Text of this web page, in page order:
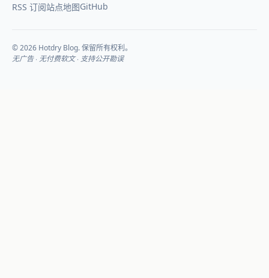
RSS 订阅站点地图GitHub
© 2026 Hotdry Blog. 保留所有权利。
无广告 · 无付费软文 · 支持公开勘误